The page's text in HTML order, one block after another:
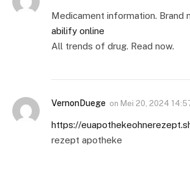
Medicament information. Brand
abilify online
All trends of drug. Read now.
VernonDuege on Mei 20, 2024
https://
rezept apotheke